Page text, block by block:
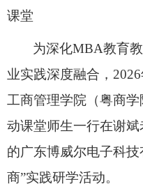
课堂
为深化MBA教育
业实践深度融合，
工商管理学院（粤商学
动课堂师生一行在谢
的广东博威尔电子科
商”实践研学活动。